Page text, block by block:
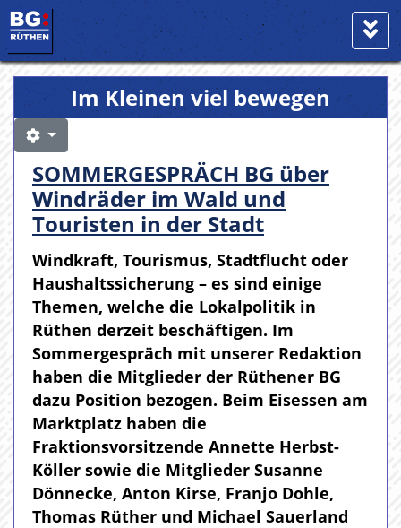
Im Kleinen viel bewegen
SOMMERGESPRÄCH BG über
Windräder im Wald und
Touristen in der Stadt
Windkraft, Tourismus, Stadtflucht oder
Haushaltssicherung – es sind einige
Themen, welche die Lokalpolitik in
Rüthen derzeit beschäftigen. Im
Sommergespräch mit unserer Redaktion
haben die Mitglieder der Rüthener BG
dazu Position bezogen. Beim Eisessen am
Marktplatz haben die
Fraktionsvorsitzende Annette Herbst-
Köller sowie die Mitglieder Susanne
Dönnecke, Anton Kirse, Franjo Dohle,
Thomas Rüther und Michael Sauerland